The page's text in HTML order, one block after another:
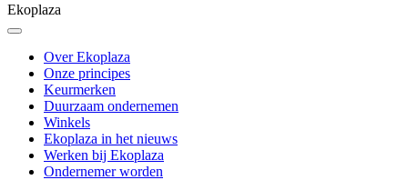
Ekoplaza
Over Ekoplaza
Onze principes
Keurmerken
Duurzaam ondernemen
Winkels
Ekoplaza in het nieuws
Werken bij Ekoplaza
Ondernemer worden